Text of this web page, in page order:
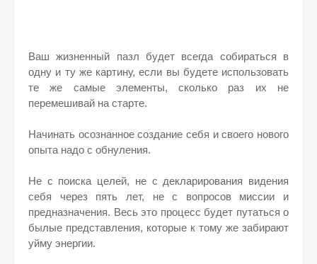
Ваш жизненный пазл будет всегда собираться в
одну и ту же картину, если вы будете использовать
те же самые элементы, сколько раз их не
перемешивай на старте.
Начинать осознанное создание себя и своего нового
опыта надо с обнуления.
Не с поиска целей, не с декларирования видения
себя через пять лет, не с вопросов миссии и
предназначения. Весь это процесс будет путаться о
былые представления, которые к тому же забирают
уйму энергии.